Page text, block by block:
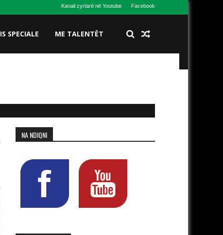
Kanali zyrtarë në Youtube Facebook
IS SPECIALE ME TALENTËT
NA NDIQNI